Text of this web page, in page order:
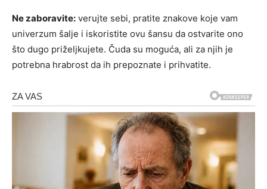
Ne zaboravite: verujte sebi, pratite znakove koje vam
univerzum šalje i iskoristite ovu šansu da ostvarite ono
što dugo priželjkujete. Čuda su moguća, ali za njih je
potrebna hrabrost da ih prepoznate i prihvatite.